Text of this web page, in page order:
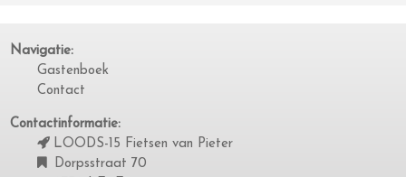
Navigatie:
Gastenboek
Contact
Contactinformatie:
LOODS-15 Fietsen van Pieter
Dorpsstraat 70